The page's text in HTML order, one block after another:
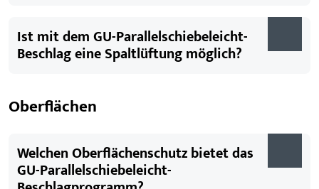
Ist mit dem GU-Parallelschiebeleicht-
Beschlag eine Spaltlüftung möglich?
Oberflächen
Welchen Oberflächenschutz bietet das
GU-Parallelschiebeleicht-